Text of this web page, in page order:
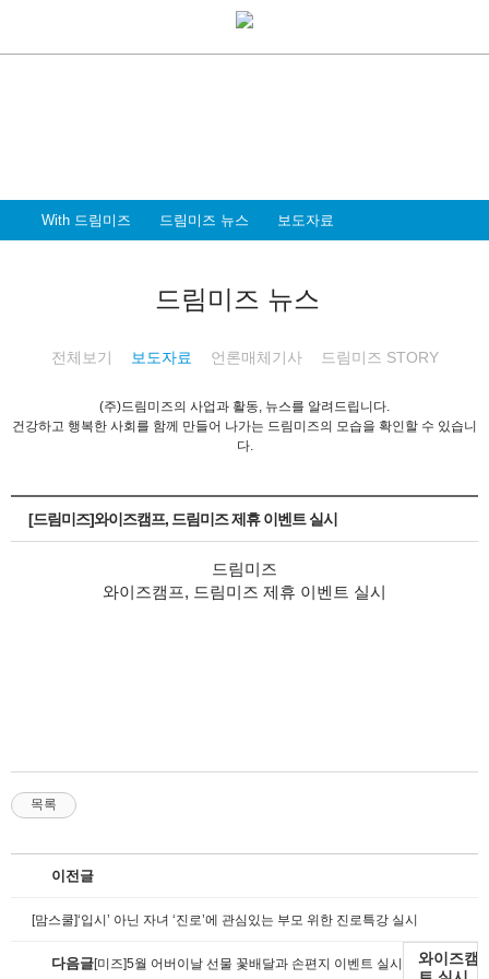
With 드림미즈 드림미즈 뉴스 보도자료
드림미즈 뉴스
전체보기 보도자료 언론매체기사 드림미즈 STORY
(주)드림미즈의 사업과 활동, 뉴스를 알려드립니다.
건강하고 행복한 사회를 함께 만들어 나가는 드림미즈의 모습을 확인할 수 있습니
다.
[드림미즈]와이즈캠프, 드림미즈 제휴 이벤트 실시
드림미즈
와이즈캠프, 드림미즈 제휴 이벤트 실시
목록
이전글
[맘스쿨]‘입시’ 아닌 자녀 ‘진로’에 관심있는 부모 위한 진로특강 실시
다음글[미즈]5월 어버이날 선물 꽃배달과 손편지 이벤트 실시
와이즈캠